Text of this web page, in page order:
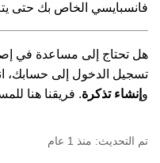
فانسبايسي الخاص بك حتى
هل تحتاج إلى مساعدة في
تسجيل الدخول إلى حسابك،
و إنشاء تذكرة. فريقنا هنا
منذ 1 عام